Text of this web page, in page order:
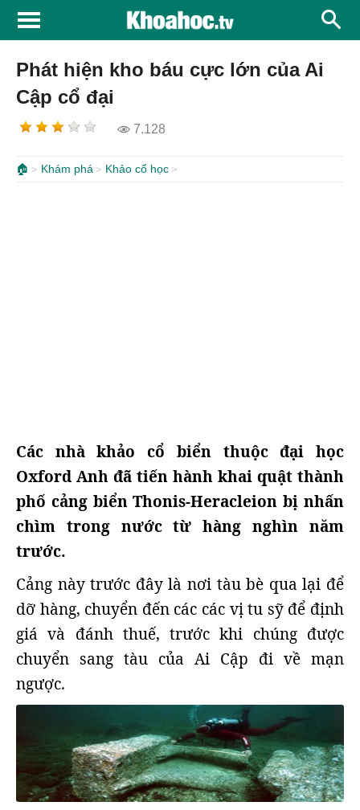
Phát hiện kho báu cực lớn của Ai
Cập cổ đại
7.128
🏠 Khám phá Khảo cổ học
Các nhà khảo cổ biển thuộc đại học
Oxford Anh đã tiến hành khai quật thành
phố cảng biển Thonis-Heracleion bị nhấn
chìm trong nước từ hàng nghìn năm
trước.
Cảng này trước đây là nơi tàu bè qua lại để
dỡ hàng, chuyển đến các các vị tu sỹ để định
giá và đánh thuế, trước khi chúng được
chuyển sang tàu của Ai Cập đi về mạn
ngược.